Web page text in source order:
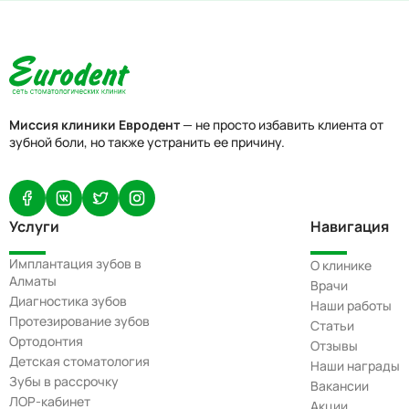
Миссия клиники Евродент— не просто избавить клиента от
зубной боли, но также устранить ее причину.
Услуги
Имплантация зубов в
Алматы
Диагностика зубов
Протезирование зубов
Ортодонтия
Детская стоматология
Зубы в рассрочку
ЛОР-кабинет
Навигация
О клинике
Врачи
Наши работы
Статьи
Отзывы
Наши награды
Вакансии